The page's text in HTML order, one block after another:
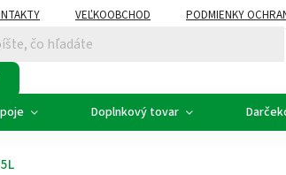
VEĽKOOBCHOD PODMIENKY
PLÁN ROZVOZU
Doplnkový tovar